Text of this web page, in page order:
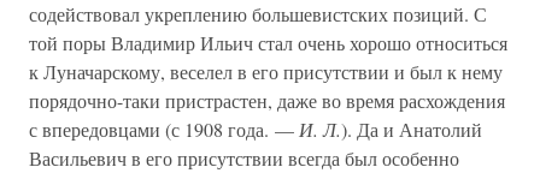
содействовал укреплению большевистских позиций. С
той поры Владимир Ильич стал очень хорошо относиться
к Луначарскому, веселел в его присутствии и был к нему
порядочно-таки пристрастен, даже во время расхождения
с впередовцами (с 1908 года. — И. Л.). Да и Анатолий
Васильевич в его присутствии всегда был особенно